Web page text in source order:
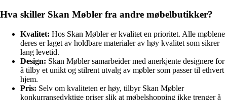
Hva skiller Skan Møbler fra andre møbelbutikker?
Kvalitet: Hos Skan Møbler er kvalitet en prioritet. Alle møblene
deres er laget av holdbare materialer av høy kvalitet som sikrer
lang levetid.
Design: Skan Møbler samarbeider med anerkjente designere for
å tilby et unikt og stilrent utvalg av møbler som passer til ethvert
hjem.
Pris: Selv om kvaliteten er høy, tilbyr Skan Møbler
konkurransedyktige priser slik at møbelshopping ikke trenger å